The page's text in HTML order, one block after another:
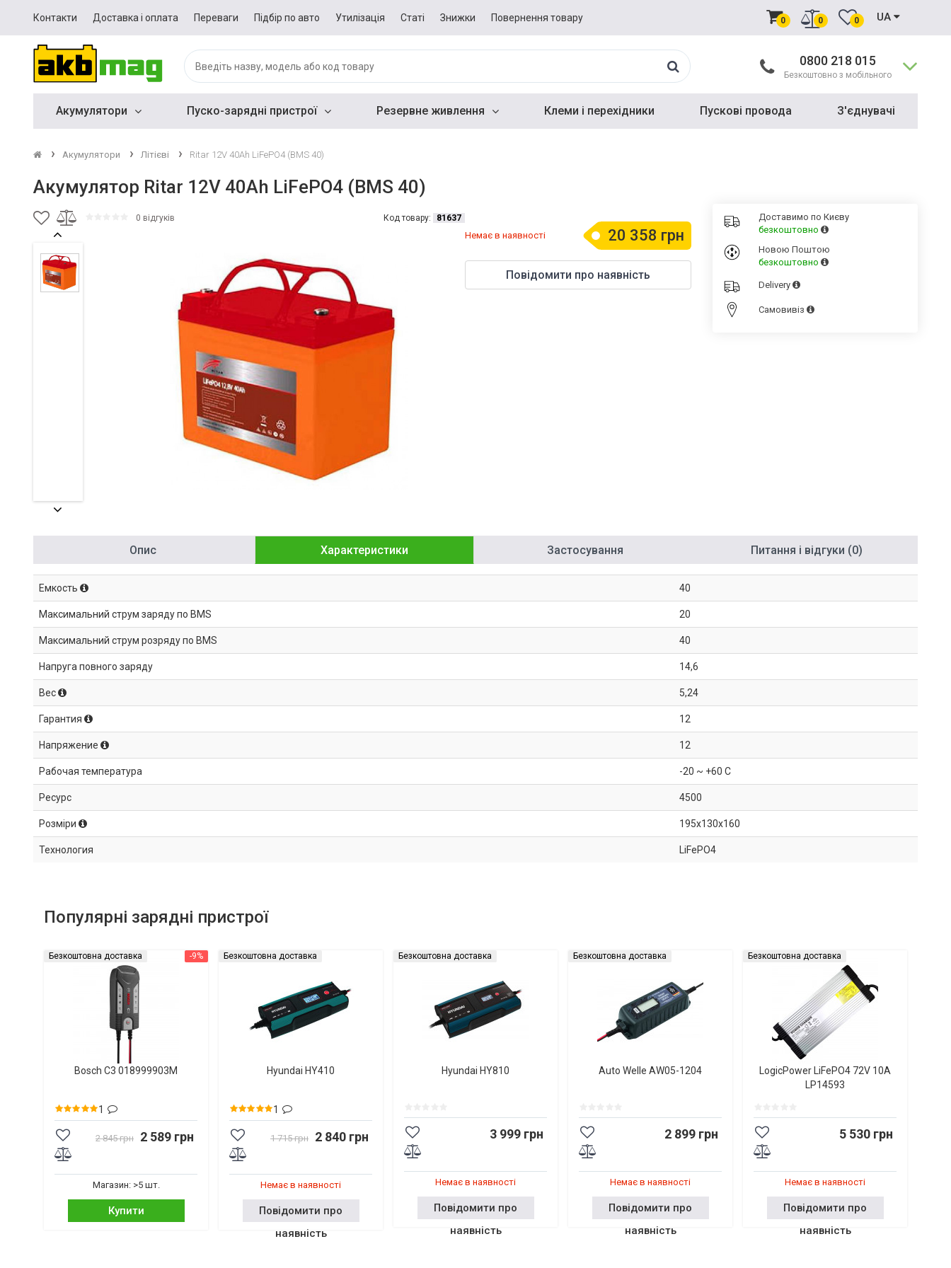
Контакти Доставка і оплата Переваги Підбір по авто Утилізація Статі Знижки Повернення товару 0 0 0 UA
0800 218 015
Безкоштовно з мобільного
Акумулятори Пуско-зарядні пристрої Резервне живлення Клеми і перехідники Пускові провода З'єднувачі
Акумулятори Літієві Ritar 12V 40Ah LiFePO4 (BMS 40)
Акумулятор Ritar 12V 40Ah LiFePO4 (BMS 40)
0 відгуків Код товару: 81637
20 358 грн
Немає в наявності
Повідомити про наявність
Доставимо по Києву
безкоштовно
Новою Поштою
безкоштовно
Delivery
Cамовивіз
Опис Характеристики Застосування Питання і відгуки (0)
Емкость 40
Максимальний струм заряду по BMS 20
Максимальний струм розряду по BMS 40
Напруга повного заряду 14,6
Вес 5,24
Гарантия 12
Напряжение 12
Рабочая температура -20 ~ +60 C
Ресурс 4500
Розміри 195x130x160
Технология LiFePO4
Популярні зарядні пристрої
-9%
Безкоштовна доставка
Bosch C3 018999903M
1
2 845 грн 2 589 грн
Магазин: >5 шт.
Купити
Безкоштовна доставка
Hyundai HY410
1
1 715 грн 2 840 грн
Немає в наявності
Повідомити про
наявність
Безкоштовна доставка
Hyundai HY810
3 999 грн
Немає в наявності
Повідомити про
наявність
Безкоштовна доставка
Auto Welle AW05-1204
2 899 грн
Немає в наявності
Повідомити про
наявність
Безкоштовна доставка
LogicPower LiFePO4 72V 10A
LP14593
5 530 грн
Немає в наявності
Повідомити про
наявність